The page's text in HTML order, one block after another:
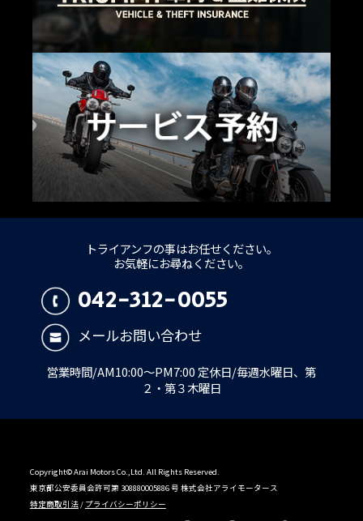
トライアンフの事はお任せください。
お気軽にお尋ねください。
042-312-0055
メールお問い合わせ
営業時間/AM10:00～PM7:00 定休日/毎週水曜日、第
２・第３木曜日
Copyright© Arai Motors Co.,Ltd. All Rights Reserved.
東京都公安委員会許可第 308880005886 号 株式会社アライモータース
特定商取引法/ プライバシーポリシー